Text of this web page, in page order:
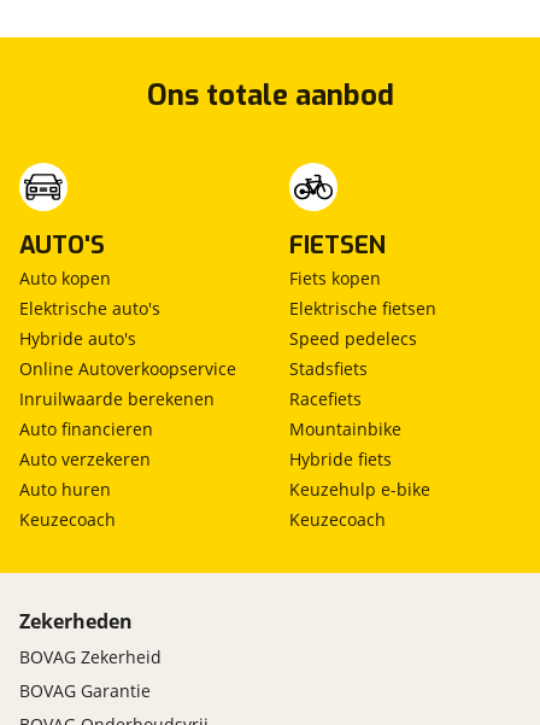
Ons totale aanbod
AUTO'S
Auto kopen
Elektrische auto's
Hybride auto's
Online Autoverkoopservice
Inruilwaarde berekenen
Auto financieren
Auto verzekeren
Auto huren
Keuzecoach
FIETSEN
Fiets kopen
Elektrische fietsen
Speed pedelecs
Stadsfiets
Racefiets
Mountainbike
Hybride fiets
Keuzehulp e-bike
Keuzecoach
Zekerheden
BOVAG Zekerheid
BOVAG Garantie